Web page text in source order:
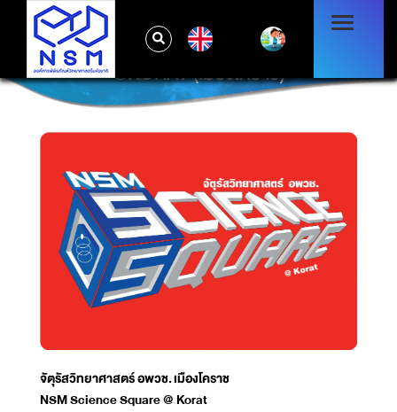
@KORAT (เมืองโคราช)
จัตุรัสวิทยาศาสตร์ อพวช. เมืองโคราช
NSM Science Square @ Korat